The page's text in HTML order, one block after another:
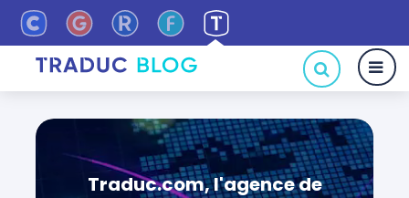
Traduc.com, l'agence de